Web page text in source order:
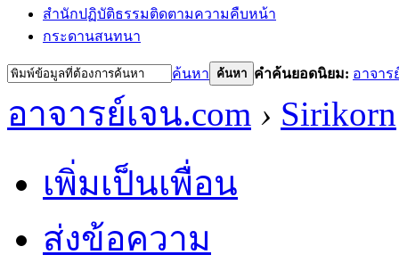
สำนักปฏิบัติธรรมติดตามความคืบหน้า
กระดานสนทนา
ค้นหา ค้นหา คำค้นยอดนิยม: อาจาร
อาจารย์เจน.com › Sirikorn
เพิ่มเป็นเพื่อน
ส่งข้อความ